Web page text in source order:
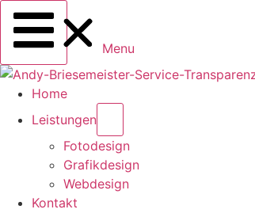
Menu
Home
Leistungen
Fotodesign
Grafikdesign
Webdesign
Kontakt